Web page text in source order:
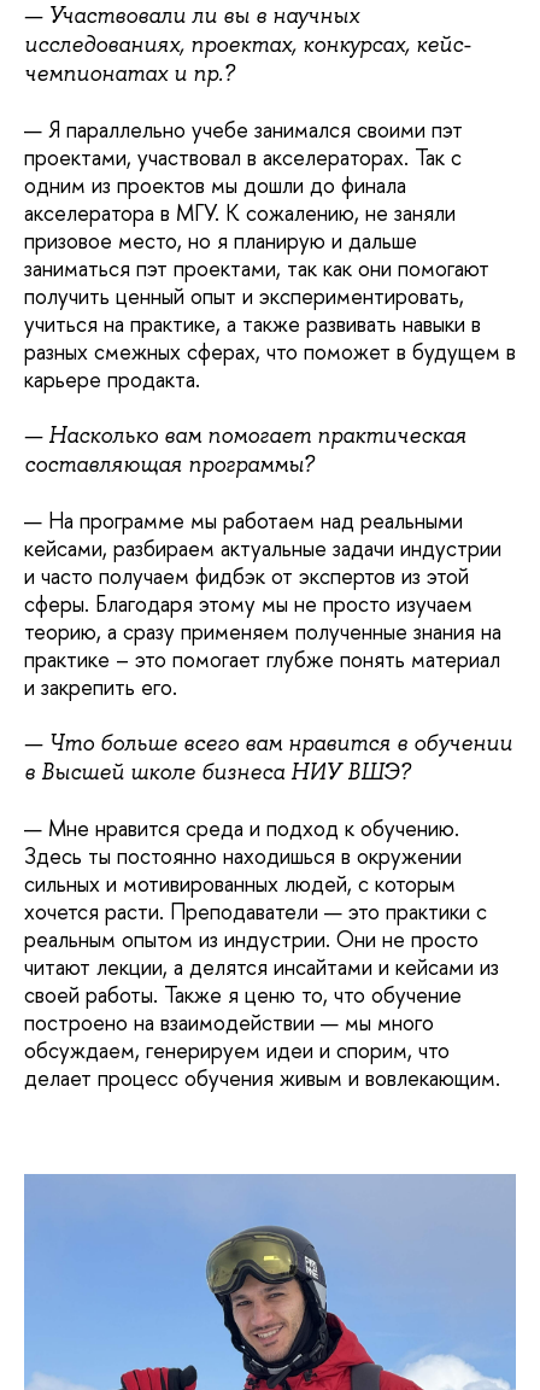
— Участвовали ли вы в научных
исследованиях, проектах, конкурсах, кейс-
чемпионатах и пр.?
— Я параллельно учебе занимался своими пэт
проектами, участвовал в акселераторах. Так с
одним из проектов мы дошли до финала
акселератора в МГУ. К сожалению, не заняли
призовое место, но я планирую и дальше
заниматься пэт проектами, так как они помогают
получить ценный опыт и экспериментировать,
учиться на практике, а также развивать навыки в
разных смежных сферах, что поможет в будущем в
карьере продакта.
— Насколько вам помогает практическая
составляющая программы?
— На программе мы работаем над реальными
кейсами, разбираем актуальные задачи индустрии
и часто получаем фидбэк от экспертов из этой
сферы. Благодаря этому мы не просто изучаем
теорию, а сразу применяем полученные знания на
практике – это помогает глубже понять материал
и закрепить его.
— Что больше всего вам нравится в обучении
в Высшей школе бизнеса НИУ ВШЭ?
— Мне нравится среда и подход к обучению.
Здесь ты постоянно находишься в окружении
сильных и мотивированных людей, с которым
хочется расти. Преподаватели — это практики с
реальным опытом из индустрии. Они не просто
читают лекции, а делятся инсайтами и кейсами из
своей работы. Также я ценю то, что обучение
построено на взаимодействии — мы много
обсуждаем, генерируем идеи и спорим, что
делает процесс обучения живым и вовлекающим.